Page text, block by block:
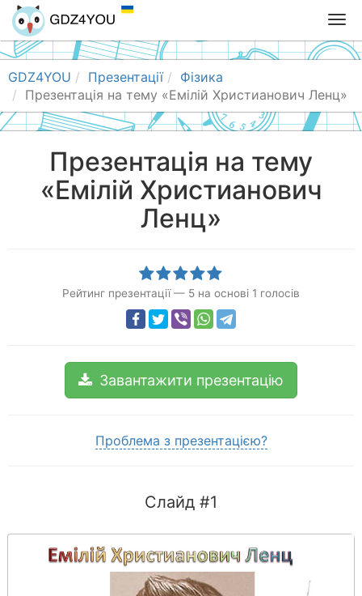
T
o
g
l
e
n
GDZ4YOU Презентації
Фізика
Презентація на тему «Емілій Христианович Ленц»
Презентація на тему
«Емілій Христианович
Ленц»
Рейтинг презентації — 5 на основі 1 голосів
Завантажити презентацію
Проблема з презентацією?
Слайд #1